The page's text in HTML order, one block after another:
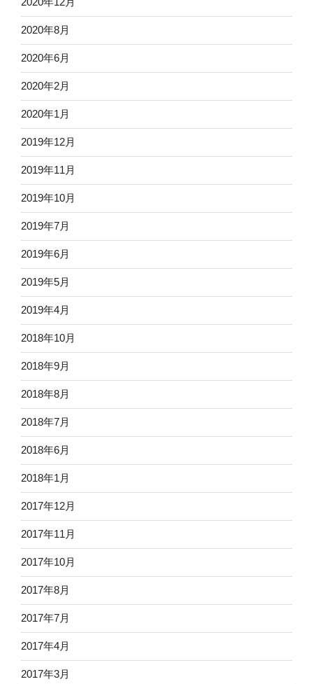
2020年8月
2020年6月
2020年2月
2020年1月
2019年12月
2019年11月
2019年10月
2019年7月
2019年6月
2019年5月
2019年4月
2018年10月
2018年9月
2018年8月
2018年7月
2018年6月
2018年1月
2017年12月
2017年11月
2017年10月
2017年8月
2017年7月
2017年4月
2017年3月